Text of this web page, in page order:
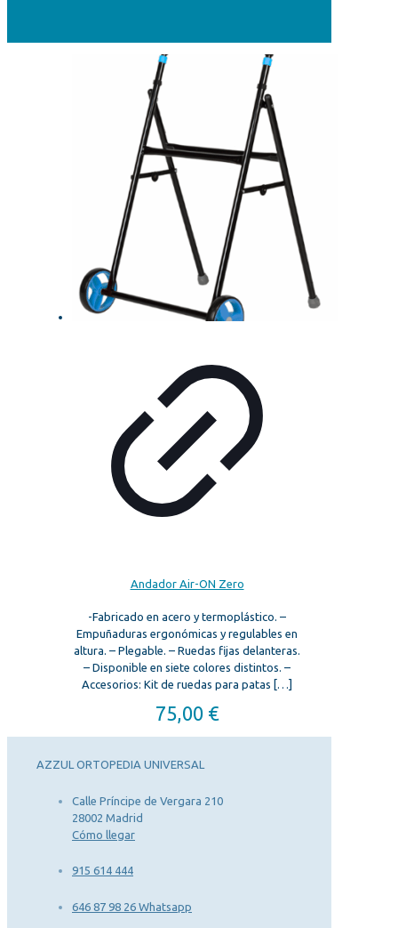
Andador Air-ON Zero
-Fabricado en acero y termoplástico. –
Empuñaduras ergonómicas y regulables en
altura. – Plegable. – Ruedas fijas delanteras.
– Disponible en siete colores distintos. –
Accesorios: Kit de ruedas para patas […]
75,00 €
AZZUL ORTOPEDIA UNIVERSAL
Calle Príncipe de Vergara 210
28002 Madrid
Cómo llegar
915 614 444
646 87 98 26 Whatsapp